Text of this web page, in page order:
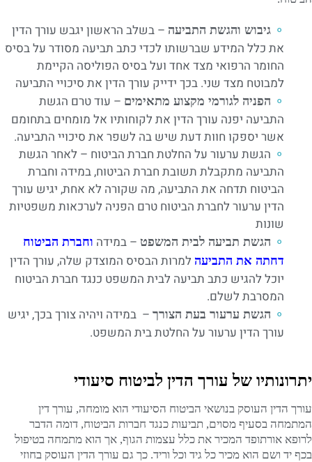
גיבוש והגשת התביעה – בשלב הראשון יגבש עורך הדין
את כלל המידע שברשותו לכדי כתב תביעה מסודר על בסיס
החומר הרפואי מצד אחד ועל בסיס הפוליסה הקיימת
למבוטח מצד שני. בכך ידייק עורך הדין את סיכויי התביעה
הפניה לגורמי מקצוע מתאימים – עוד טרם הגשת
התביעה יפנה עורך הדין את לקוחותיו אל מומחים בתחומם
אשר יספקו חוות דעת שיש בה לשפר את סיכויי התביעה.
הגשת ערעור על החלטת חברת הביטוח – לאחר הגשת
התביעה מתקבלת תשובת חברת הביטוח, במידה וחברת
הביטוח תדחה את התביעה, מה שקורה לא אחת, יגיש עורך
הדין ערעור לחברת הביטוח טרם הפניה לערכאות משפטיות
שונות
הגשת תביעה לבית המשפט – במידה וחברת הביטוח
דחתה את התביעה למרות הבסיס המוצדק שלה, עורך הדין
יוכל להגיש כתב תביעה לבית המשפט כנגד חברת הביטוח
המסרבת לשלם.
הגשת ערעור בעת הצורך – במידה ויהיה צורך בכך, יגיש
עורך הדין ערעור על החלטת בית המשפט.
יתרונותיו של עורך הדין לביטוח סיעודי
עורך הדין העוסק בנושאי הביטוח הסיעודי הוא מומחה, עורך דין
המתמחה בסעיף מסוים, תביעות כנגד חברות הביטוח, דומה הדבר
לרופא אורתופד המכיר את כלל עצמות הגוף, אך הוא מתמחה בטיפול
בכף יד ושם הוא מכיר כל גיד וכל וריד. כך גם עורך הדין העוסק בחוזי